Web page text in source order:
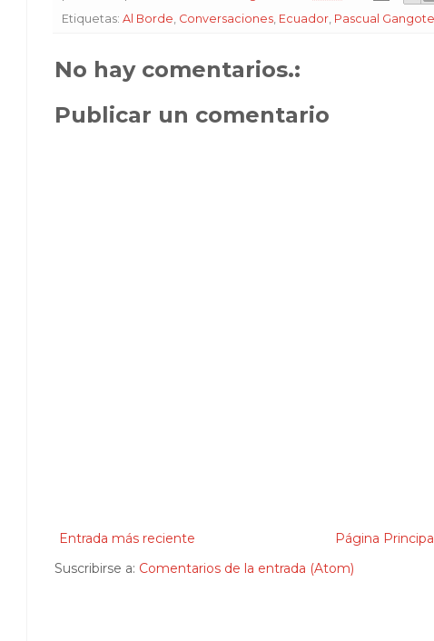
Etiquetas: Al Borde Conversaciones Ecuador Pascual
No hay comentarios.:
Publicar un comentario
Entrada más reciente
Página
Suscribirse a: Comentarios de la entrada (Atom)